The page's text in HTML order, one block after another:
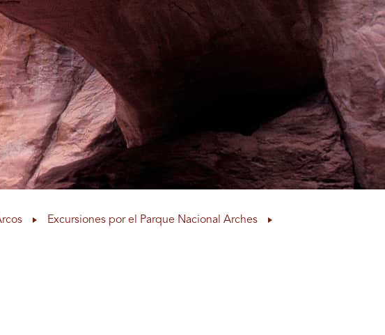
Excursiones por el Parque Nacional Arches